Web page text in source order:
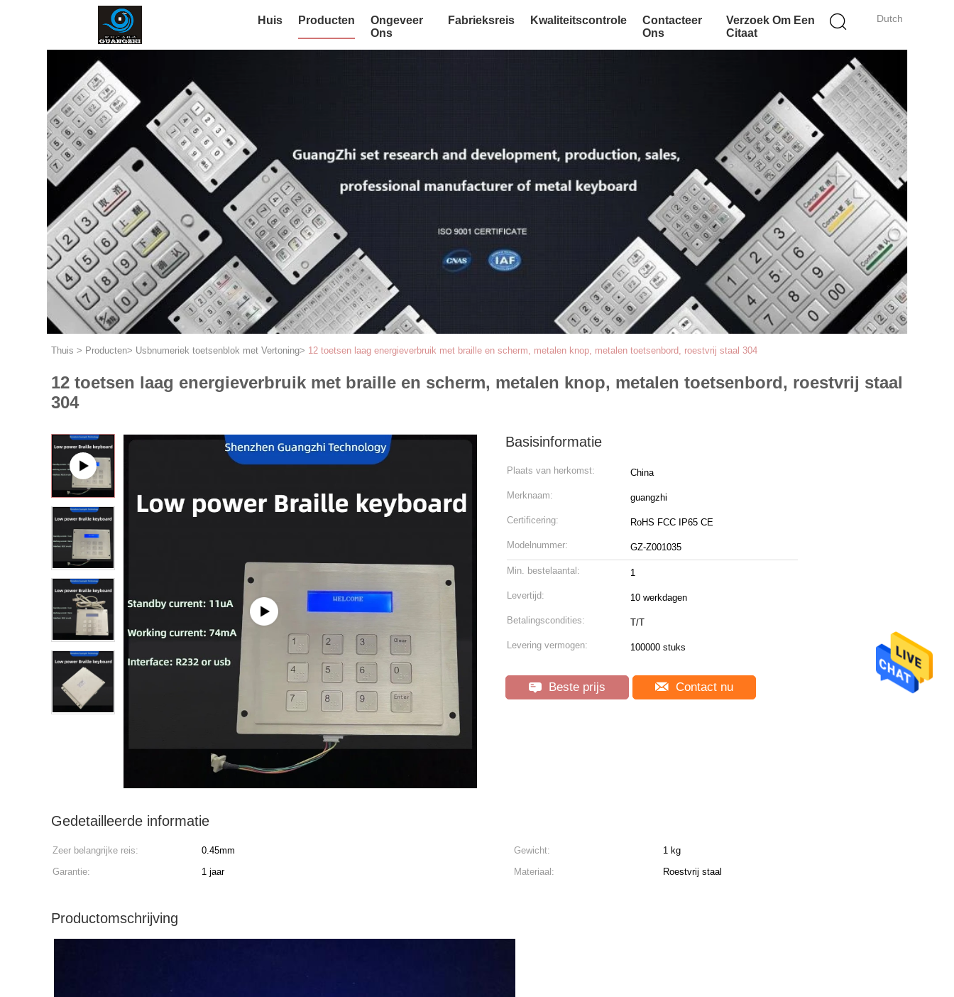
Dutch
Huis Producten
Ongeveer
Ons
Fabrieksreis Kwaliteitscontrole
Contacteer
Ons
Verzoek Om Een
Citaat
Thuis > Producten> Usbnumeriek toetsenblok met Vertoning> 12 toetsen laag energieverbruik met braille en scherm, metalen knop, metalen toetsenbord, roestvrij staal 304
12 toetsen laag energieverbruik met braille en scherm, metalen knop, metalen toetsenbord, roestvrij staal
304
Basisinformatie
Plaats van herkomst: China
Merknaam: guangzhi
Certificering: RoHS FCC IP65 CE
Modelnummer: GZ-Z001035
Min. bestelaantal: 1
Levertijd: 10 werkdagen
Betalingscondities: T/T
Levering vermogen: 100000 stuks
Beste prijs Contact nu
Gedetailleerde informatie
Zeer belangrijke reis: 0.45mm Gewicht:
1 kg
Garantie:
1 jaar Materiaal: Roestvrij staal
Productomschrijving